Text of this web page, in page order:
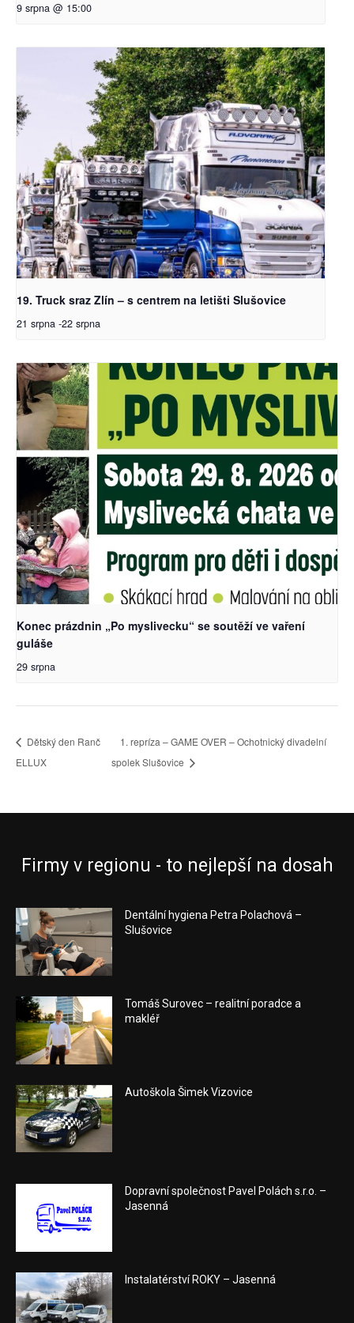
9 srpna @ 15:00
19. Truck sraz Zlín – s centrem na letišti Slušovice
21 srpna -22 srpna
Konec prázdnin „Po myslivecku“ se soutěží ve vaření
guláše
29 srpna
Dětský den Ranč
ELLUX
1. repríza – GAME OVER – Ochotnický divadelní
spolek Slušovice
Firmy v regionu - to nejlepší na dosah
Dentální hygiena Petra Polachová –
Slušovice
Tomáš Surovec – realitní poradce a
makléř
Autoškola Šimek Vizovice
Dopravní společnost Pavel Polách s.r.o. –
Jasenná
Instalatérství ROKY – Jasenná